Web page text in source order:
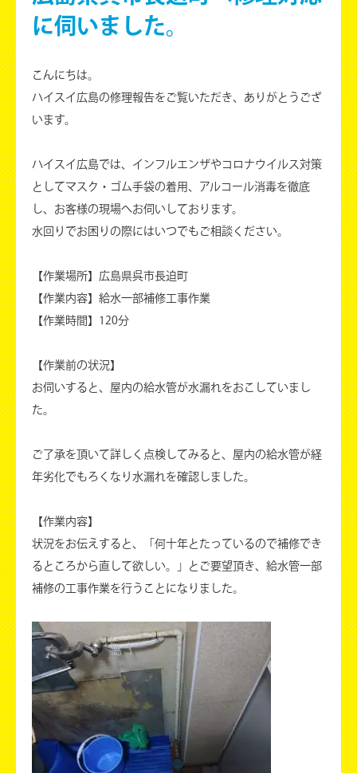
に伺いました。
こんにちは。
ハイスイ広島の修理報告をご覧いただき、ありがとうござ
います。
ハイスイ広島では、インフルエンザやコロナウイルス対策
としてマスク・ゴム手袋の着用、アルコール消毒を徹底
し、お客様の現場へお伺いしております。
水回りでお困りの際にはいつでもご相談ください。
【作業場所】広島県呉市長迫町
【作業内容】給水一部補修工事作業
【作業時間】120分
【作業前の状況】
お伺いすると、屋内の給水管が水漏れをおこしていまし
た。
ご了承を頂いて詳しく点検してみると、屋内の給水管が経
年劣化でもろくなり水漏れを確認しました。
【作業内容】
状況をお伝えすると、「何十年とたっているので補修でき
るところから直して欲しい。」とご要望頂き、給水管一部
補修の工事作業を行うことになりました。